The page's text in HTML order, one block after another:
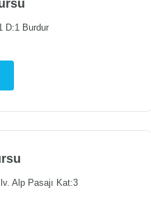
D:1 Burdur
Alp Pasajı Kat:3